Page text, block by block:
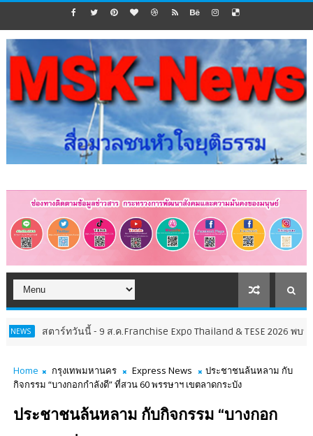
าร์ทวันนี้ - 9 ส.ค.Franchise Expo Thailand & TESE 2026 พบทัพธุรกิจ
Home กรุงเทพมหานคร Express News
ประชาชนล้นหลาม กับ
กิจกรรม “บางกอกกำลังดี” ที่สวน 60 พรรษาฯ เขตลาดกระบัง
ประชาชนล้นหลาม กับกิจกรรม “บางกอก